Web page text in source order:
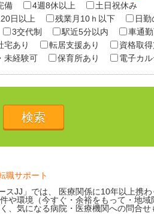
備
4週8休以上
土日祝休み
日以上
残業月10ｈ以下 日勤
3交代制 駅近5分以内
車通
宅あり
転居支援あり
資格取
未経験可
保育所あり 電子カル
職サポート
JJ」では、 医療関係に10年以上携
や環境（今すぐ・余裕をもって・地
、気になる病院・医療機関への問合